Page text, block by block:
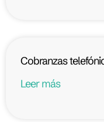
Cobranzas
Leer más